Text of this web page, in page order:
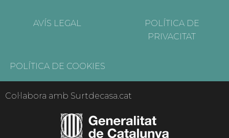
AVÍS LEGAL
POLÍTICA DE
PRIVACITAT
POLÍTICA DE COOKIES
Col·labora amb Surtdecasa.cat